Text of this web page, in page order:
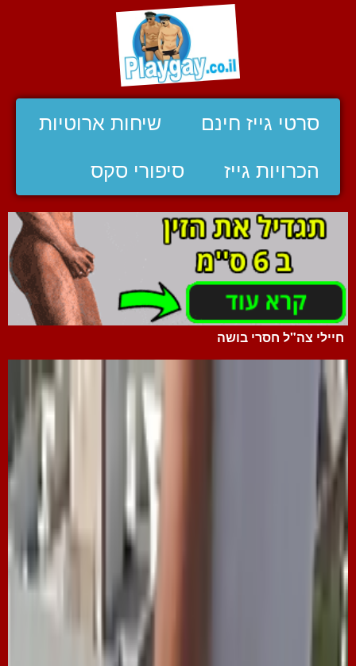
סרטי גייז חינם שיחות ארוטיות
הכרויות גייז סיפורי סקס
חיילי צה"ל חסרי בושה